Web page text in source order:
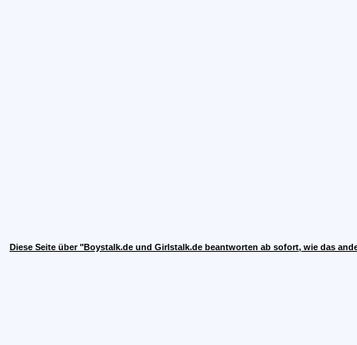
Diese Seite über "Boystalk.de und Girlstalk.de beantworten ab sofort, wie das